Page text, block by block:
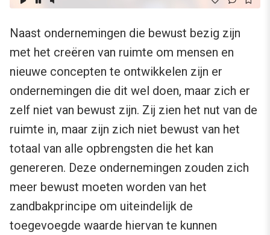
Naast ondernemingen die bewust bezig zijn
met het creëren van ruimte om mensen en
nieuwe concepten te ontwikkelen zijn er
ondernemingen die dit wel doen, maar zich er
zelf niet van bewust zijn. Zij zien het nut van de
ruimte in, maar zijn zich niet bewust van het
totaal van alle opbrengsten die het kan
genereren. Deze ondernemingen zouden zich
meer bewust moeten worden van het
zandbakprincipe om uiteindelijk de
toegevoegde waarde hiervan te kunnen